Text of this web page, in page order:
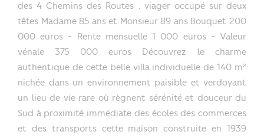
des 4 Chemins des Routes : viager occupé sur deux
têtes Madame 85 ans et Monsieur 89 ans Bouquet 200
000 euros - Rente mensuelle 1 000 euros - Valeur
vénale 375 000 euros Découvrez le charme
authentique de cette belle villa individuelle de 140 m²
nichée dans un environnement paisible et verdoyant
un lieu de vie rare où règnent sérénité et douceur du
Sud à proximité immédiate des écoles des commerces
et des transports cette maison construite en 1939